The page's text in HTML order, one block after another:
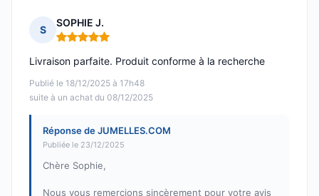
S
SOPHIE J.
Note : 5 sur 5
Publié le 18/12/2025 à 17h48
suite à un achat du 08/12/2025
Livraison parfaite. Produit conforme à la recherche
Réponse de JUMELLES.COM
Publiée le 23/12/2025
Chère Sophie,
Nous vous remercions sincèrement pour votre avis